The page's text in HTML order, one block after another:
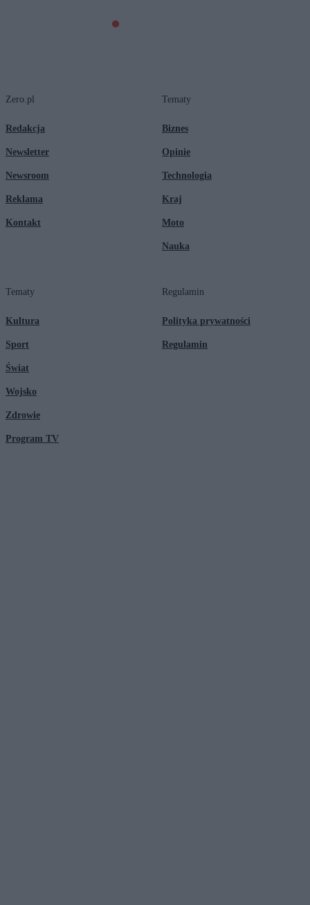
Zero.pl
Redakcja
Newsletter
Newsroom
Reklama
Kontakt
Tematy
Biznes
Opinie
Technologia
Kraj
Moto
Nauka
Tematy
Kultura
Sport
Świat
Wojsko
Zdrowie
Program TV
Regulamin
Polityka prywatności
Regulamin